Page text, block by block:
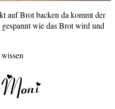
auf Brot backen da kommt der
wie das Brot wird und